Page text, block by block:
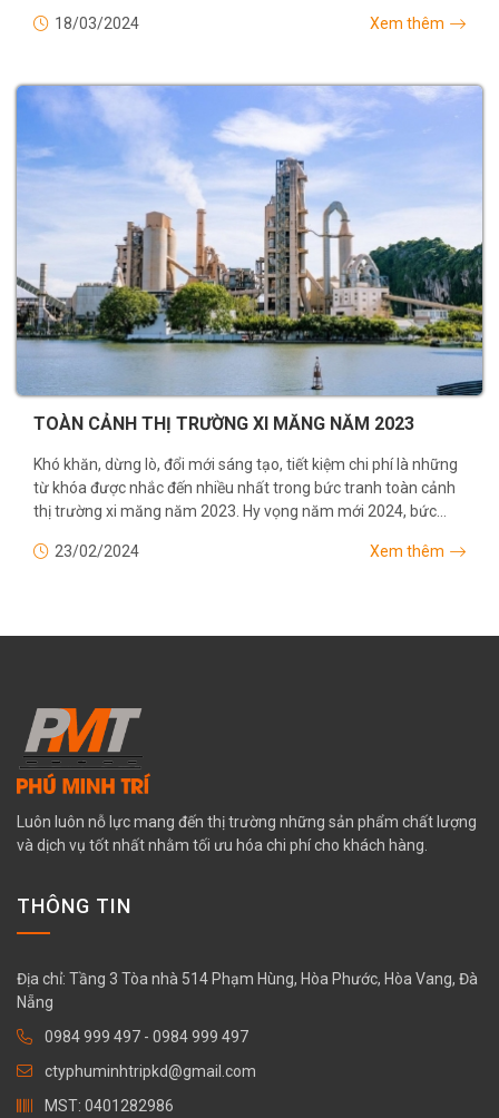
18/03/2024 Xem thêm
TOÀN CẢNH THỊ TRƯỜNG XI MĂNG NĂM 2023
Khó khăn, dừng lò, đổi mới sáng tạo, tiết kiệm chi phí là những
từ khóa được nhắc đến nhiều nhất trong bức tranh toàn cảnh
thị trường xi măng năm 2023. Hy vọng năm mới 2024, bức
23/02/2024
Xem thêm
Luôn luôn nỗ lực mang đến thị trường những sản phẩm chất lượng
và dịch vụ tốt nhất nhằm tối ưu hóa chi phí cho khách hàng.
THÔNG TIN
Địa chỉ: Tầng 3 Tòa nhà 514 Phạm Hùng, Hòa Phước, Hòa Vang, Đà
Nẵng
0984 999 497 - 0984 999 497
ctyphuminhtripkd@gmail.com
MST: 0401282986